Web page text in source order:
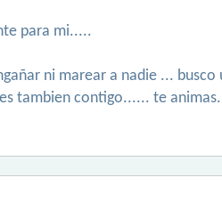
para mi.....
ni marear a nadie ... busco
tambien contigo...... te